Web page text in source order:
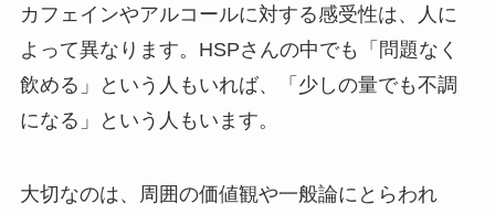
カフェインやアルコールに対する感受性は、人に
よって異なります。HSPさんの中でも「問題なく
飲める」という人もいれば、「少しの量でも不調
になる」という人もいます。
大切なのは、周囲の価値観や一般論にとらわれ